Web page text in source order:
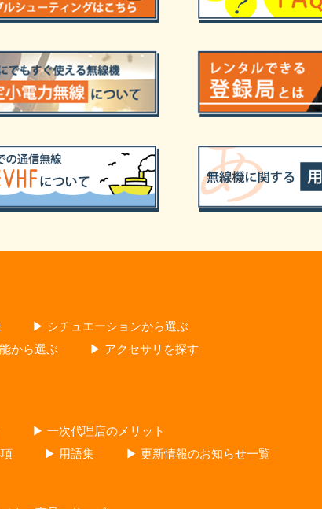
▶ シチュエーションから選ぶ
から選ぶ
▶ アクセサリを探す
▶ 一次代理店のメリット
▶ 用語集 ▶ 更新情報のお知らせ一覧